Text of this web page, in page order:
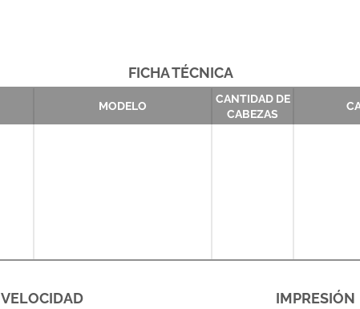
FICHA TÉCNICA
MODELO
CANTIDAD DE
CABEZAS
VELOCIDAD IMPRESIÓN